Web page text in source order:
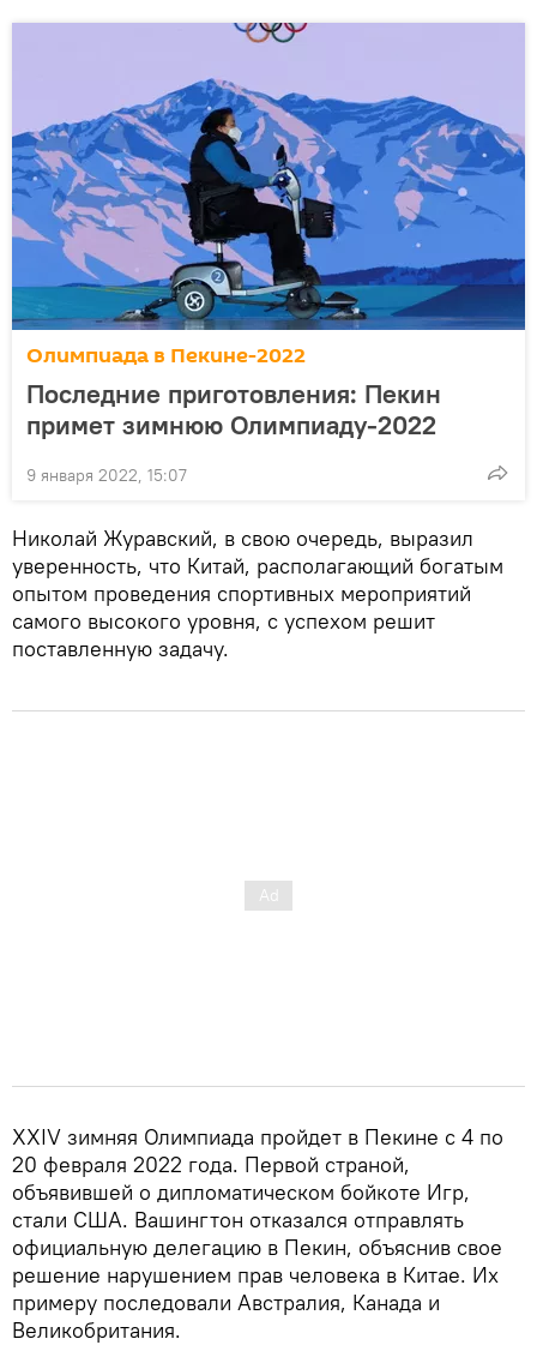
Олимпиада в Пекине-2022
Последние приготовления: Пекин
примет зимнюю Олимпиаду-2022
9 января 2022, 15:07
Николай Журавский, в свою очередь, выразил
уверенность, что Китай, располагающий богатым
опытом проведения спортивных мероприятий
самого высокого уровня, с успехом решит
поставленную задачу.
XXIV зимняя Олимпиада пройдет в Пекине с 4 по
20 февраля 2022 года. Первой страной,
объявившей о дипломатическом бойкоте Игр,
стали США. Вашингтон отказался отправлять
официальную делегацию в Пекин, объяснив свое
решение нарушением прав человека в Китае. Их
примеру последовали Австралия, Канада и
Великобритания.